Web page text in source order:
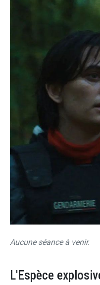
Aucune séance à venir.
L'Espèce